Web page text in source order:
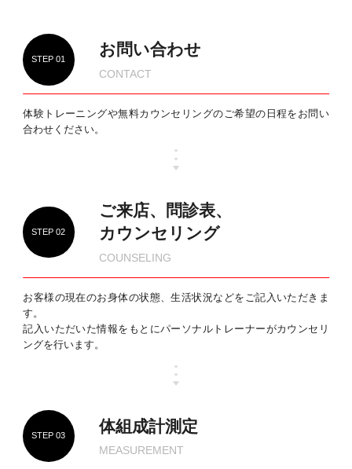
STEP 01
お問い合わせ
CONTACT
体験トレーニングや無料カウンセリングのご希望の日程をお問い
合わせください。
STEP 02
ご来店、問診表、
カウンセリング
COUNSELING
お客様の現在のお身体の状態、生活状況などをご記入いただきま
す。
記入いただいた情報をもとにパーソナルトレーナーがカウンセリ
ングを行います。
STEP 03
体組成計測定
MEASUREMENT